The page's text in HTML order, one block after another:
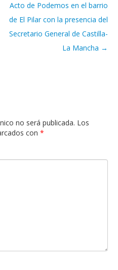
Acto de Podemos en el barrio
de El Pilar con la presencia del
Secretario General de Castilla-
La Mancha →
no será publicada. Los
con *